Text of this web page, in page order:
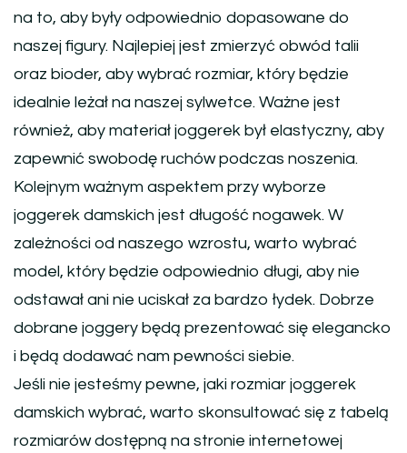
na to, aby były odpowiednio dopasowane do
naszej figury. Najlepiej jest zmierzyć obwód talii
oraz bioder, aby wybrać rozmiar, który będzie
idealnie leżał na naszej sylwetce. Ważne jest
również, aby materiał joggerek był elastyczny, aby
zapewnić swobodę ruchów podczas noszenia.
Kolejnym ważnym aspektem przy wyborze
joggerek damskich jest długość nogawek. W
zależności od naszego wzrostu, warto wybrać
model, który będzie odpowiednio długi, aby nie
odstawał ani nie uciskał za bardzo łydek. Dobrze
dobrane joggery będą prezentować się elegancko
i będą dodawać nam pewności siebie.
Jeśli nie jesteśmy pewne, jaki rozmiar joggerek
damskich wybrać, warto skonsultować się z tabelą
rozmiarów dostępną na stronie internetowej